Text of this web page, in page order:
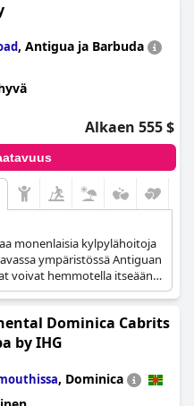
rauhaa.
, Antigua ja Barbuda
Alkaen 555 $
monenlaisia kylpylähoitoja
ympäristössä Antiguan
voivat hemmotella itseään
vartalo- ja
luomutuotteilla.
Dominica Cabrits
by IHG
, Dominica